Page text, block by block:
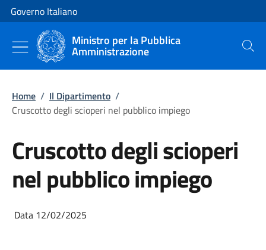
Vai al contenuto
Vai alla navigazione del sito
Governo Italiano
Ministro per la Pubblica
Amministrazione Cerca
Home / Il Dipartimento /
Cruscotto degli scioperi nel pubblico impiego
Cruscotto degli scioperi
nel pubblico impiego
Data 12/02/2025